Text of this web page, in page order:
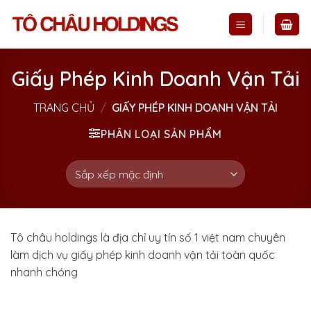
Giấy Phép Kinh Doanh Vận Tải
TRANG CHỦ / GIẤY PHÉP KINH DOANH VẬN TẢI
PHÂN LOẠI SẢN PHẨM
Tô châu holdings là địa chỉ uy tín số 1 việt nam chuyên
làm dịch vụ giấy phép kinh doanh vận tải toàn quốc
nhanh chóng